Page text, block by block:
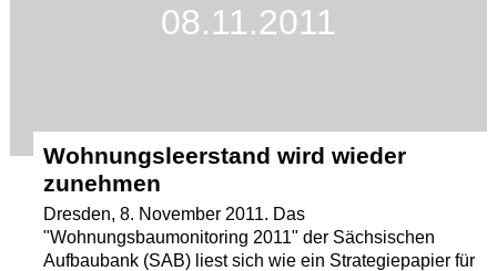
08.11.2011
Wohnungsleerstand wird wieder
zunehmen
Dresden, 8. November 2011. Das
"Wohnungsbaumonitoring 2011" der Sächsischen
Aufbaubank (SAB) liest sich wie ein Strategiepapier für